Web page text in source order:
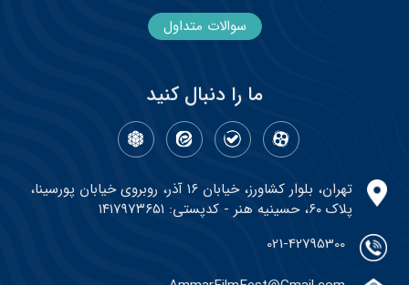
سوالات متداول
ما را دنبال کنید
تهران، بلوار کشاورز، خیابان ۱۶ آذر، روبروی خیابان پورسینا،
پلاک ۶۰، حسینیه هنر - کدپستی: ۱۴۱۷۹۷۳۶۵۱
021-42795300